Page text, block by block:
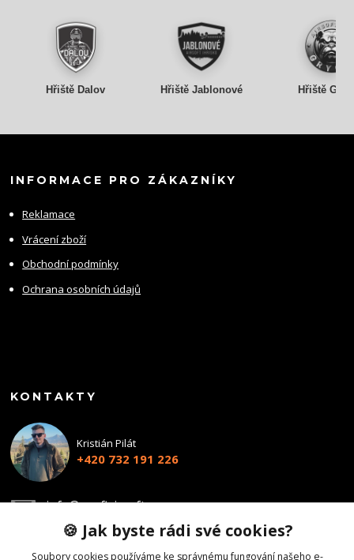
Hřiště Dalov Hřiště Jablonové Hřiště
INFORMACE PRO ZÁKAZNÍKY
Reklamace
Vrácení zboží
Obchodní podmínky
Ochrana osobních údajů
KONTAKTY
Kristián Pilát
+420 732 191 226
info@profiairsoft.cz
🍪 Jak byste rádi své cookies?
Soubory cookies používáme ke správnému fungování našeho e-